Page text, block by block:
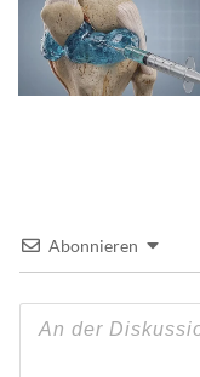
Abonnieren